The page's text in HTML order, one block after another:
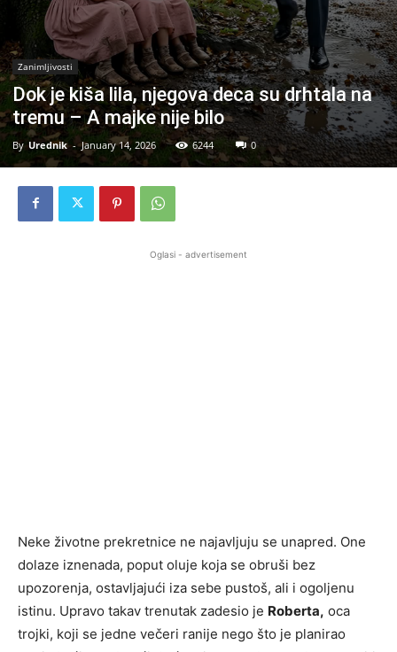
Zanimljivosti
Dok je kiša lila, njegova deca su drhtala na
tremu – A majke nije bilo
By Urednik - January 14, 2026 6244 0
Oglasi - advertisement
Neke životne prekretnice ne najavljuju se unapred. One
dolaze iznenada, poput oluje koja se obruši bez
upozorenja, ostavljajući iza sebe pustoš, ali i ogoljenu
istinu. Upravo takav trenutak zadesio je Roberta, oca
trojki, koji se jedne večeri ranije nego što je planirao